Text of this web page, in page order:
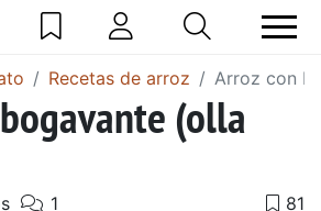
Recetas de arroz Arroz con
(olla